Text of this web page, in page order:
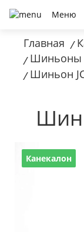
Меню
Главная /
/ Шиньоны
/ Шиньон
Канекалон